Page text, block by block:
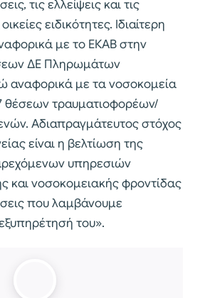
τις ελλείψεις και τις
ειδικότητες. Ιδιαίτερη
με το ΕΚΑΒ στην
ΔΕ Πληρωμάτων
αναφορικά με τα νοσοκομεία
θέσεων τραυματιοφορέων/
Αδιαπραγμάτευτος στόχος
είναι η βελτίωση της
υπηρεσιών
και νοσοκομειακής φροντίδας
που λαμβάνουμε
του».